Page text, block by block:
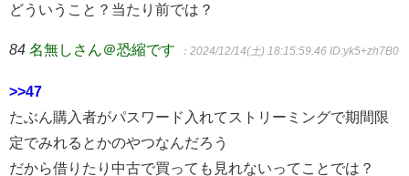
どういうこと？当たり前では？
84 名無しさん＠恐縮です ：2024/12/14(土) 18:15:59.46 ID:yk5+zh7B0
>>47
たぶん購入者がパスワード入れてストリーミングで期間限
定でみれるとかのやつなんだろう
だから借りたり中古で買っても見れないってことでは？